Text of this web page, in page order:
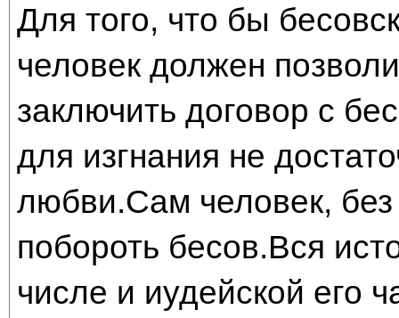
Для того, что бы
человек должен
заключить договор с
для изгнания не
любви.Сам человек,
побороть бесов.Вся
числе и иудейской его